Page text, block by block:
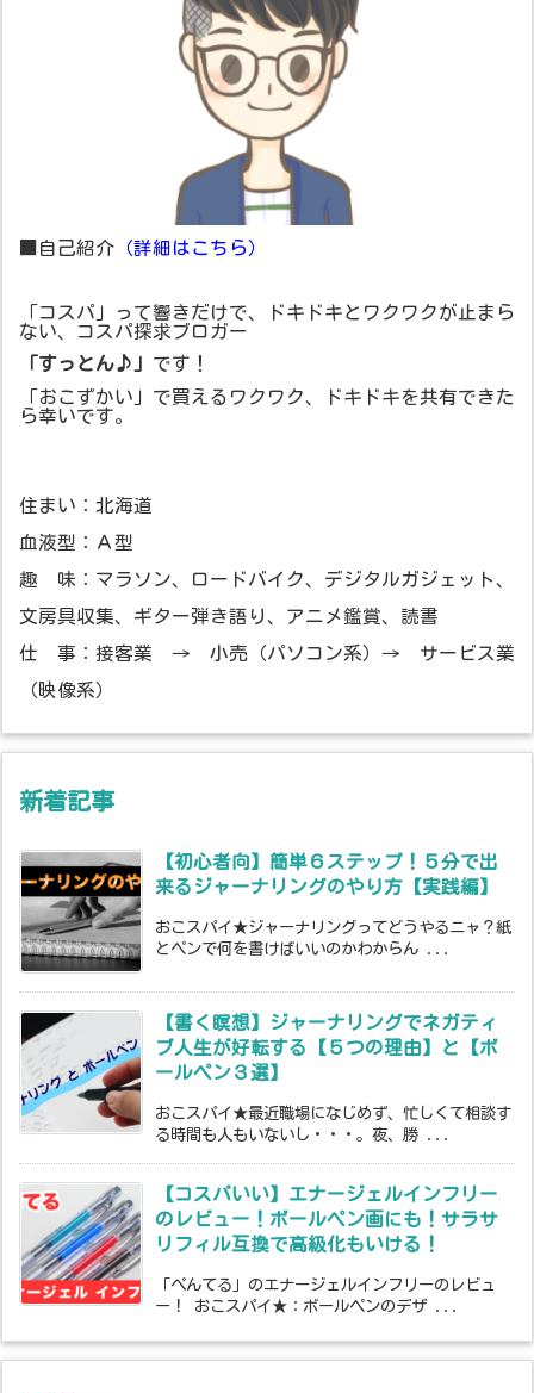
■自己紹介 （詳細はこちら）
「コスパ」って響きだけで、ドキドキとワクワクが止まら
ない、コスパ探求ブロガー
「すっとん♪」 です！
「おこずかい」で買えるワクワク、ドキドキを共有できた
ら幸いです。
住まい：北海道
血液型：Ａ型
趣 味：マラソン、ロードバイク、デジタルガジェット、
文房具収集、ギター弾き語り、アニメ鑑賞、読書
仕 事：接客業 → 小売（パソコン系）→ サービス業
（映像系）
新着記事
【初心者向】簡単６ステップ！５分で出
来るジャーナリングのやり方【実践編】
おこスパイ★ジャーナリングってどうやるニャ？紙
とペンで何を書けばいいのかわからん ...
【書く瞑想】ジャーナリングでネガティ
ブ人生が好転する【５つの理由】と【ボ
ールペン３選】
おこスパイ★最近職場になじめず、忙しくて相談す
る時間も人もいないし・・・。夜、勝 ...
【コスパいい】エナージェルインフリー
のレビュー！ボールペン画にも！サラサ
リフィル互換で高級化もいける！
「ぺんてる」のエナージェルインフリーのレビュ
ー！ おこスパイ★：ボールペンのデザ ...